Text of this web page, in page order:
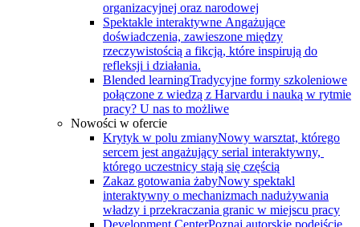
organizacyjnej oraz narodowej
Spektakle interaktywne Angażujące
doświadczenia, zawieszone między
rzeczywistością a fikcją, które inspirują do
refleksji i działania.
Blended learningTradycyjne formy szkoleniowe
połączone z wiedzą z Harvardu i nauką w rytmie
pracy? U nas to możliwe
Nowości w ofercie
Krytyk w polu zmianyNowy warsztat, którego
sercem jest angażujący serial interaktywny, ​
którego uczestnicy stają się częścią
Zakaz gotowania żabyNowy spektakl
interaktywny o mechanizmach nadużywania
władzy i przekraczania granic w miejscu pracy
Development CenterPoznaj autorskie podejście